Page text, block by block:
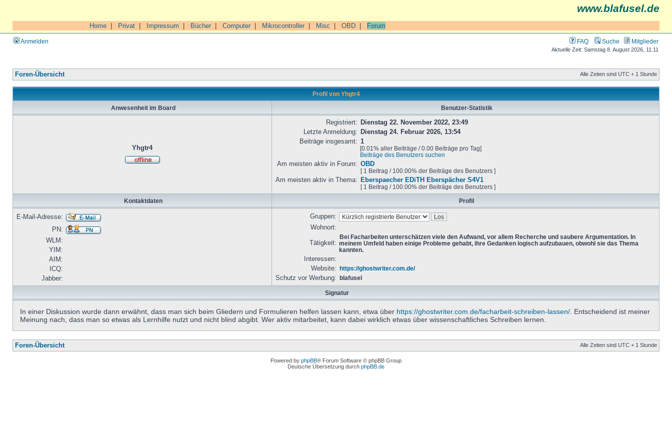
www.blafusel.de
Home Privat Impressum Bücher| Computer| Mikrocontroller| Misc OBD Forum
Anmelden FAQ Suche Mitglieder
Aktuelle Zeit: Samstag 8. August 2026, 11:11
Foren-Übersicht Alle Zeiten sind UTC + 1 Stunde
Profil von Yhgtr4
Anwesenheit im Board Benutzer-Statistik
Yhgtr4
Registriert:
Dienstag 22. November 2022, 23:49
Letzte Anmeldung:
Dienstag 24. Februar 2026, 13:54
Beiträge insgesamt: 1
[0.01% aller Beiträge / 0.00 Beiträge pro Tag]
Beiträge des Benutzers suchen
Am meisten aktiv in Forum: OBD
[ 1 Beitrag / 100.00% der Beiträge des Benutzers ]
Am meisten aktiv in Thema: Eberspaecher EDiTH Eberspächer S4V1
[ 1 Beitrag / 100.00% der Beiträge des Benutzers ]
Kontaktdaten Profil
E-Mail-Adresse:
PN:
WLM:
YIM:
AIM:
ICQ:
Jabber:
Gruppen:
Wohnort:
Tätigkeit:
Bei Facharbeiten unterschätzen viele den Aufwand, vor allem Recherche und saubere Argumentation. In
meinem Umfeld haben einige Probleme gehabt, ihre Gedanken logisch aufzubauen, obwohl sie das Thema
kannten.
Interessen:
Website: https://ghostwriter.com.de/
Schutz vor Werbung: blafusel
Signatur
In einer Diskussion wurde dann erwähnt, dass man sich beim Gliedern und Formulieren helfen lassen kann, etwa über https://ghostwriter.com.de/facharbeit-schreiben-lassen/ . Entscheidend ist meiner
Meinung nach, dass man so etwas als Lernhilfe nutzt und nicht blind abgibt. Wer aktiv mitarbeitet, kann dabei wirklich etwas über wissenschaftliches Schreiben lernen.
Foren-Übersicht Alle Zeiten sind UTC + 1 Stunde
Powered by phpBB® Forum Software © phpBB Group
Deutsche Übersetzung durch phpBB.de